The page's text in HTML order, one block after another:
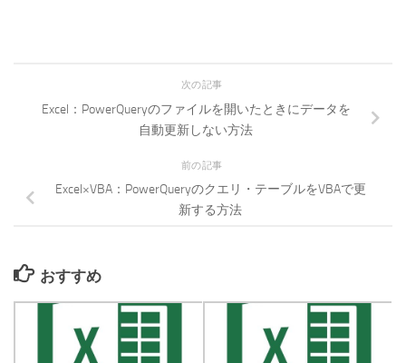
次の記事
Excel：PowerQueryのファイルを開いたときにデータを
自動更新しない方法
前の記事
Excel×VBA：PowerQueryのクエリ・テーブルをVBAで更
新する方法
おすすめ